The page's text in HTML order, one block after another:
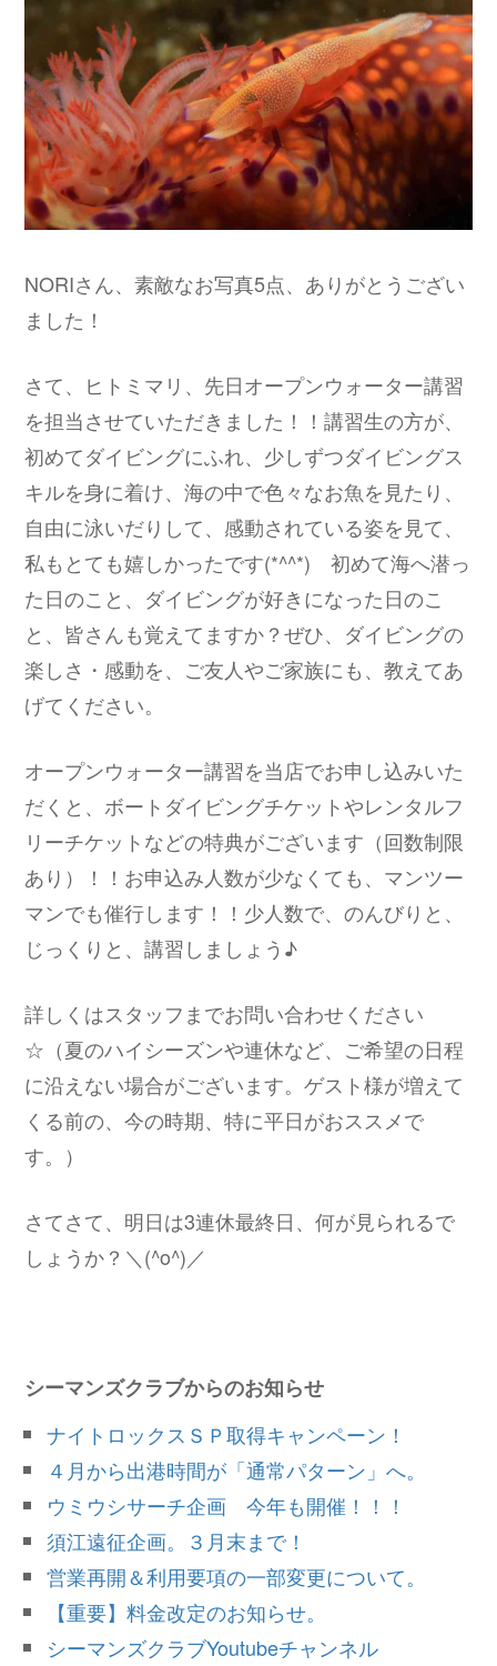
NORIさん、素敵なお写真5点、ありがとうござい
ました！
さて、ヒトミマリ、先日オープンウォーター講習
を担当させていただきました！！講習生の方が、
初めてダイビングにふれ、少しずつダイビングス
キルを身に着け、海の中で色々なお魚を見たり、
自由に泳いだりして、感動されている姿を見て、
私もとても嬉しかったです(*^^*) 初めて海へ潜っ
た日のこと、ダイビングが好きになった日のこ
と、皆さんも覚えてますか？ぜひ、ダイビングの
楽しさ・感動を、ご友人やご家族にも、教えてあ
げてください。
オープンウォーター講習を当店でお申し込みいた
だくと、ボートダイビングチケットやレンタルフ
リーチケットなどの特典がございます（回数制限
あり）！！お申込み人数が少なくても、マンツー
マンでも催行します！！少人数で、のんびりと、
じっくりと、講習しましょう♪
詳しくはスタッフまでお問い合わせください
☆（夏のハイシーズンや連休など、ご希望の日程
に沿えない場合がございます。ゲスト様が増えて
くる前の、今の時期、特に平日がおススメで
す。）
さてさて、明日は3連休最終日、何が見られるで
しょうか？＼(^o^)／
シーマンズクラブからのお知らせ
ナイトロックスＳＰ取得キャンペーン！
４月から出港時間が「通常パターン」へ。
ウミウシサーチ企画 今年も開催！！！
須江遠征企画。３月末まで！
営業再開＆利用要項の一部変更について。
【重要】料金改定のお知らせ。
シーマンズクラブYoutubeチャンネル